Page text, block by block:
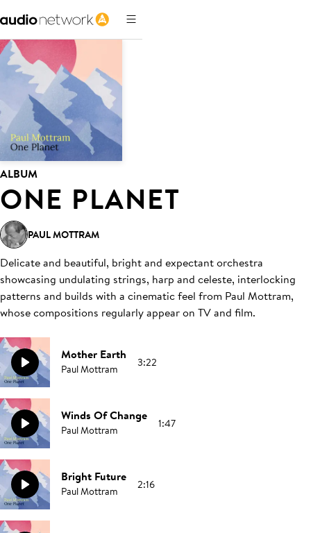
ALBUM
ONE PLANET
PAUL MOTTRAM
Delicate and beautiful, bright and expectant orchestra
showcasing undulating strings, harp and celeste, interlocking
patterns and builds with a cinematic feel from Paul Mottram,
whose compositions regularly appear on TV and film.
Mother Earth
Paul Mottram 3:22
Winds Of Change
Paul Mottram 1:47
Bright Future
Paul Mottram 2:16